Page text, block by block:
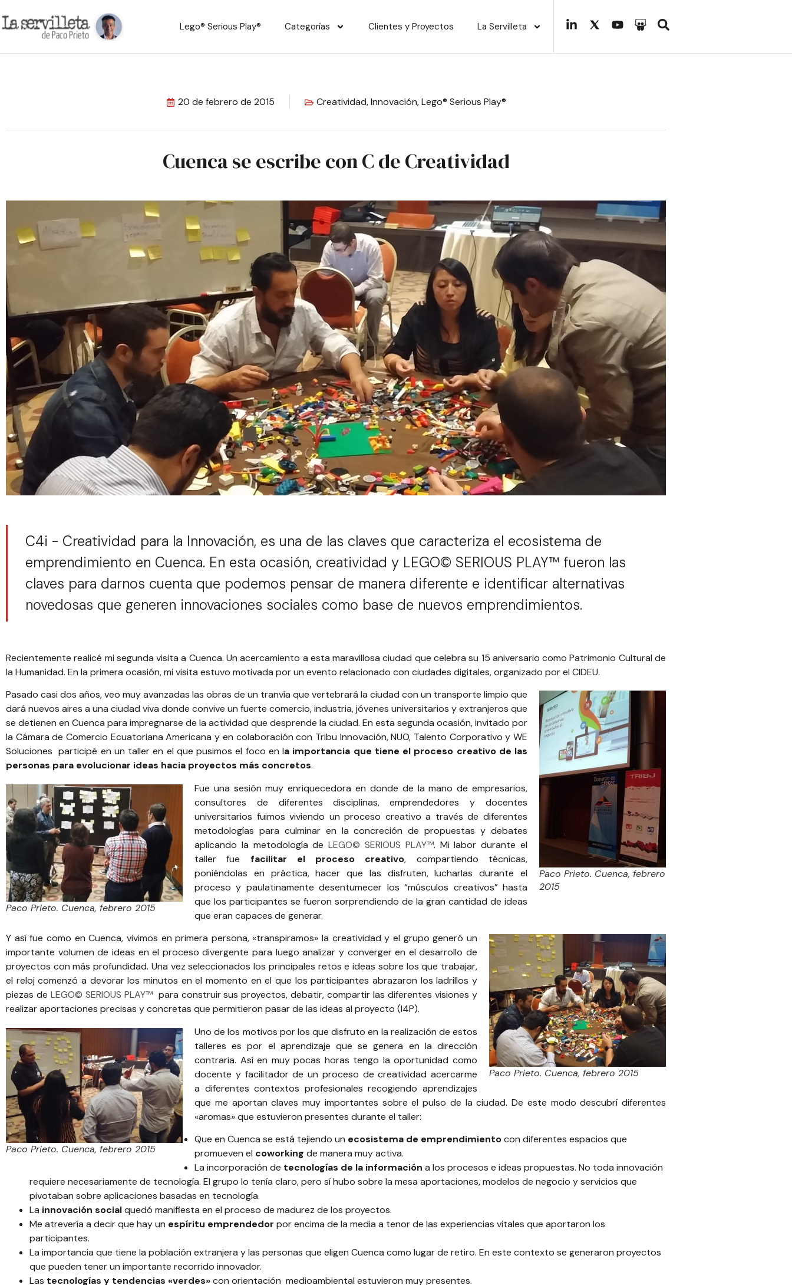
Lego® Serious Play® Categorías Clientes y Proyectos La Servilleta
20 de febrero de 2015 Creatividad,Innovación,Lego® Serious Play®
Cuenca se escribe con C de Creatividad
C4i - Creatividad para la Innovación, es una de las claves que caracteriza el ecosistema de
emprendimiento en Cuenca. En esta ocasión, creatividad y LEGO© SERIOUS PLAY™ fueron las
claves para darnos cuenta que podemos pensar de manera diferente e identificar alternativas
novedosas que generen innovaciones sociales como base de nuevos emprendimientos.
Recientemente realicé mi segunda visita a Cuenca. Un acercamiento a esta maravillosa ciudad que celebra su 15 aniversario como Patrimonio Cultural de
la Humanidad. En la primera ocasión, mi visita estuvo motivada por un evento relacionado con ciudades digitales, organizado por el CIDEU.
Paco Prieto. Cuenca, febrero
2015
Pasado casi dos años, veo muy avanzadas las obras de un tranvía que vertebrará la ciudad con un transporte limpio que
dará nuevos aires a una ciudad viva donde convive un fuerte comercio, industria, jóvenes universitarios y extranjeros que
se detienen en Cuenca para impregnarse de la actividad que desprende la ciudad. En esta segunda ocasión, invitado por
la Cámara de Comercio Ecuatoriana Americanay en colaboración con Tribu Innovación,NUO, Talento Corporativo y WE
Soluciones participé en un taller en el que pusimos el foco en la importancia que tiene el proceso creativo de las
personas para evolucionar ideas hacia proyectos más concretos.
Paco Prieto. Cuenca, febrero 2015
Fue una sesión muy enriquecedora en donde de la mano de empresarios,
consultores de diferentes disciplinas, emprendedores y docentes
universitarios fuimos viviendo un proceso creativo a través de diferentes
metodologías para culminar en la concreción de propuestas y debates
aplicando la metodología deLEGO© SERIOUS PLAY™. Mi labor durante el
taller fue facilitar el proceso creativo, compartiendo técnicas,
poniéndolas en práctica, hacer que las disfruten, lucharlas durante el
proceso y paulatinamente desentumecer los “músculos creativos” hasta
que los participantes se fueron sorprendiendo de la gran cantidad de ideas
que eran capaces de generar.
Paco Prieto. Cuenca, febrero 2015
Y así fue como en Cuenca, vivimos en primera persona, «transpiramos» la creatividad y el grupo generó un
importante volumen de ideas en el proceso divergente para luego analizar y converger en el desarrollo de
proyectos con más profundidad. Una vez seleccionados los principales retos e ideas sobre los que trabajar,
el reloj comenzó a devorar los minutos en el momento en el que los participantes abrazaron los ladrillos y
piezas de LEGO© SERIOUS PLAY™para construir sus proyectos, debatir, compartir las diferentes visiones y
realizar aportaciones precisas y concretas que permitieron pasar de las ideas al proyecto (I4P).
Paco Prieto. Cuenca, febrero 2015
Uno de los motivos por los que disfruto en la realización de estos
talleres es por el aprendizaje que se genera en la dirección
contraria. Así en muy pocas horas tengo la oportunidad como
docente y facilitador de un proceso de creatividad acercarme
a diferentes contextos profesionales recogiendo aprendizajes
que me aportan claves muy importantes sobre el pulso de la ciudad. De este modo descubrí diferentes
«aromas» que estuvieron presentes durante el taller:
Que en Cuenca se está tejiendo un ecosistema de emprendimientocon diferentes espacios que
promueven el coworking de manera muy activa.
La incorporación de tecnologías de la información a los procesos e ideas propuestas. No toda innovación
requiere necesariamente de tecnología. El grupo lo tenía claro, pero sí hubo sobre la mesa aportaciones, modelos de negocio y servicios que
pivotaban sobre aplicaciones basadas en tecnología.
La innovación socialquedó manifiesta en el proceso de madurez de los proyectos.
Me atrevería a decir que hay un espíritu emprendedor por encima de la media a tenor de las experiencias vitales que aportaron los
participantes.
La importancia que tiene la población extranjera y las personas que eligen Cuenca como lugar de retiro. En este contexto se generaron proyectos
que pueden tener un importante recorrido innovador.
Las tecnologías y tendencias «verdes»con orientación medioambiental estuvieron muy presentes.